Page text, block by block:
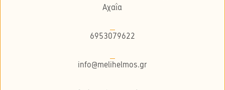
Αχαΐα
6953079622
info@melihelmos.gr